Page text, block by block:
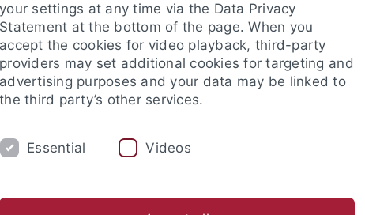
Institut
SAMMLUNGEN
your settings at any time via the Data Privacy
Statement at the bottom of the page. When you
accept the cookies for video playback, third-party
providers may set additional cookies for targeting and
advertising purposes and your data may be linked to
the third party’s other services.
Essential Videos